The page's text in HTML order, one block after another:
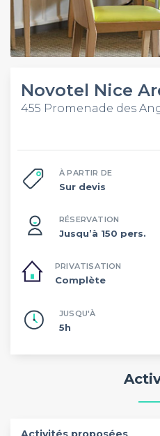
Novotel Nice
455 Promenade des
À PARTIR DE
Sur devis
RÉSERVATION
Jusqu’à 150 pers.
PRIVATISATION
Complète
JUSQU'À
5h